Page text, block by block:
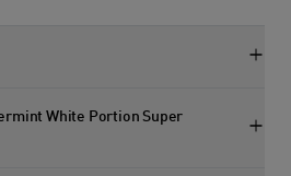
White Portion Super